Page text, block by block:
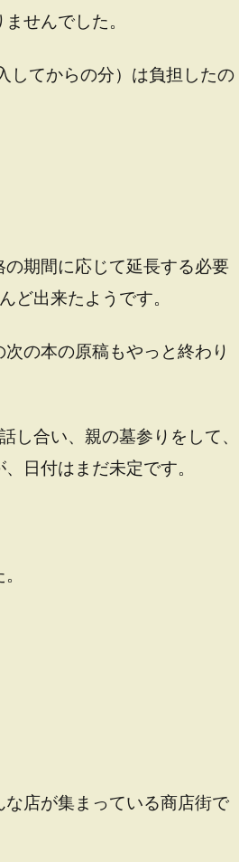
せんでした。
してからの分）は負担したの
期間に応じて延長する必要
ど出来たようです。
の本の原稿もやっと終わり
し合い、親の墓参りをして、
日付はまだ未定です。
店が集まっている商店街で